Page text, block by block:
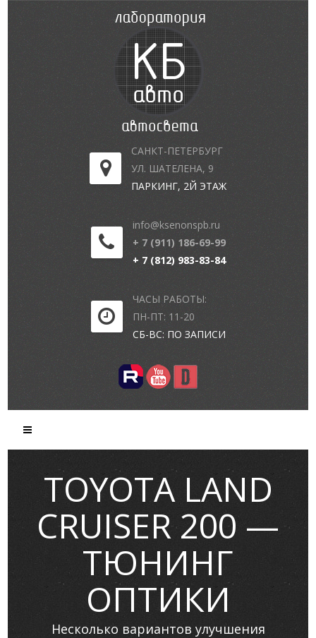
САНКТ-ПЕТЕРБУРГ
УЛ. ШАТЕЛЕНА, 9
ПАРКИНГ, 2Й ЭТАЖ
info@ksenonspb.ru
+ 7 (911) 186-69-99
+ 7 (812) 983-83-84
ЧАСЫ РАБОТЫ:
ПН-ПТ: 11-20
СБ-ВС: ПО ЗАПИСИ
TOYOTA LAND
CRUISER 200 —
ТЮНИНГ
ОПТИКИ
Несколько вариантов улучшения